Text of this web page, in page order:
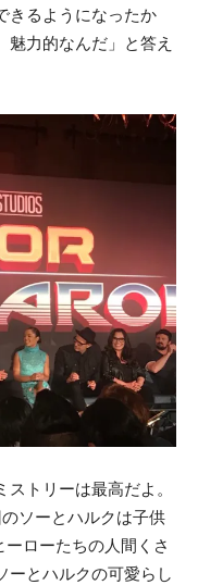
きるようになったか
魅力的なんだ」と答え
トリーは最高だよ。
ソーとハルクは子供
ローたちの人間くさ
ーとハルクの可愛らし